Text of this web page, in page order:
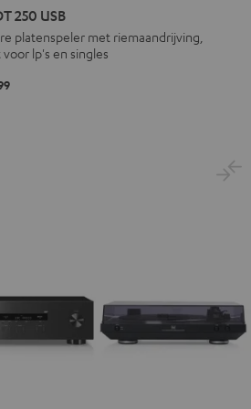
250 USB
platenspeler met riemaandrijving,
lp's en singles